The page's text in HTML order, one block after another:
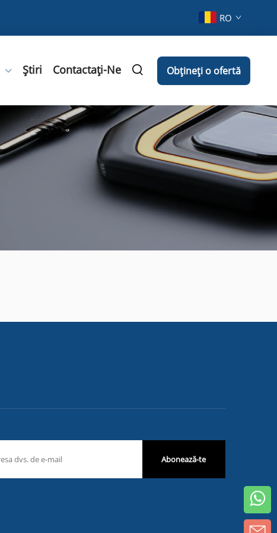
RO
Știri Contactați-Ne Obțineți o ofertă
Abonează-te